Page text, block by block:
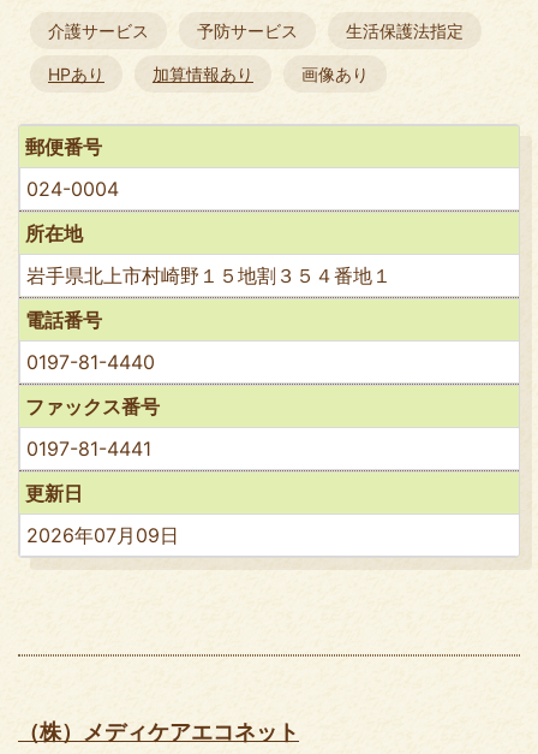
介護サービス 予防サービス 生活保護法指定
HPあり 加算情報あり 画像あり
郵便番号
024-0004
所在地
岩手県北上市村崎野１５地割３５４番地１
電話番号
0197-81-4440
ファックス番号
0197-81-4441
更新日
2026年07月09日
（株）メディケアエコネット